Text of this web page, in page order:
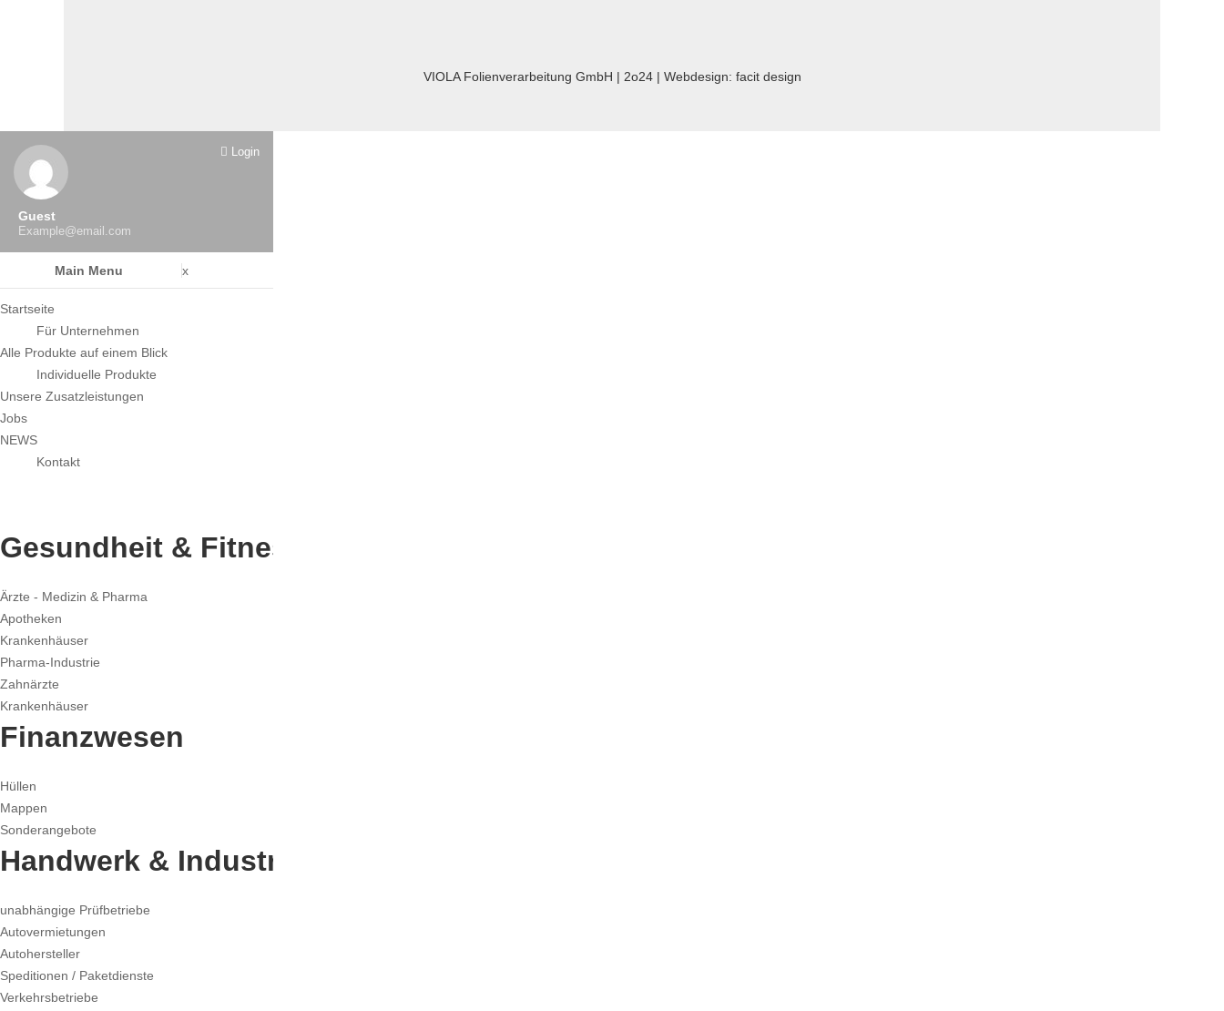
VIOLA Folienverarbeitung GmbH | 2o24 | Webdesign: facit design
Login
Guest
Example@email.com
Main Menu x
Startseite
Für Unternehmen
Alle Produkte auf einem Blick
Individuelle Produkte
Unsere Zusatzleistungen
Jobs
NEWS
Kontakt
Gesundheit & Fitness
Ärzte - Medizin & Pharma
Apotheken
Krankenhäuser
Pharma-Industrie
Zahnärzte
Krankenhäuser
Finanzwesen
Hüllen
Mappen
Sonderangebote
Handwerk & Industrie
unabhängige Prüfbetriebe
Autovermietungen
Autohersteller
Speditionen / Paketdienste
Verkehrsbetriebe